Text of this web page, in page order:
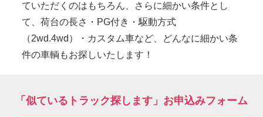
ていただくのはもちろん、さらに細かい条件とし
て、荷台の長さ・PG付き・駆動方式
（2wd.4wd）・カスタム車など、どんなに細かい条
件の車輌もお探しいたします！
「似ているトラック探します」お申込みフォーム